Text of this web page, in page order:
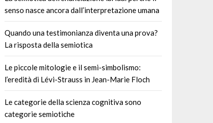
senso nasce ancora dall’interpretazione umana
Quando una testimonianza diventa una prova?
La risposta della semiotica
Le piccole mitologie e il semi-simbolismo:
l’eredità di Lévi-Strauss in Jean-Marie Floch
Le categorie della scienza cognitiva sono
categorie semiotiche